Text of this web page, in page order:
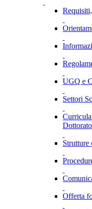
UGQ e
Settori
Dottorato
Strutture
Offerta